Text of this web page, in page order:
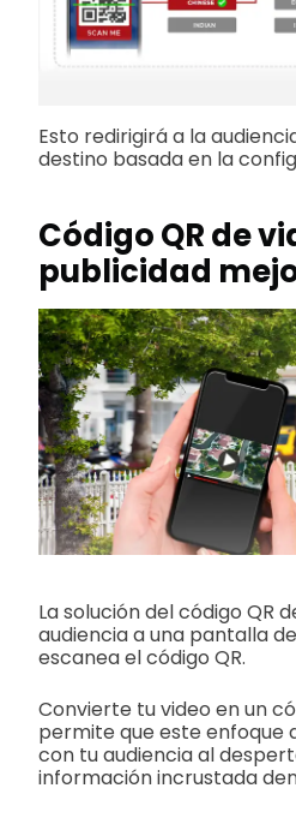
Esto redirigirá a la
destino basada en la
Código QR de
publicidad
La solución del código QR
audiencia a una pantalla
escanea el código QR.
Convierte tu video en un
permite que este
con tu audiencia al
información incrustada